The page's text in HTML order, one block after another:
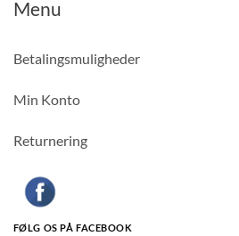
Menu
Betalingsmuligheder
Min Konto
Returnering
FØLG OS PÅ FACEBOOK